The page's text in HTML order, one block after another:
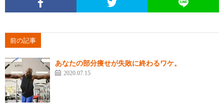
前の記事
あなたの部分痩せが失敗に終わるワケ。
2020.07.15